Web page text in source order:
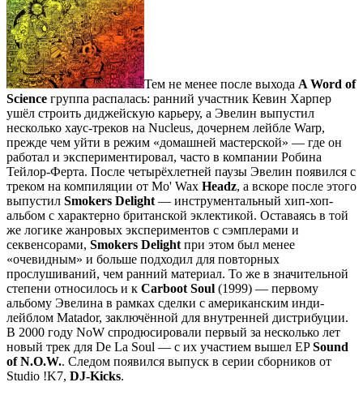
Тем не менее после выхода A Word of
Science группа распалась: ранний участник Кевин Харпер
ушёл строить диджейскую карьеру, а Эвелин выпустил
несколько хаус-треков на Nucleus, дочернем лейбле Warp,
прежде чем уйти в режим «домашней мастерской» — где он
работал и экспериментировал, часто в компании Робина
Тейлор-Ферта. После четырёхлетней паузы Эвелин появился с
треком на компиляции от Mo' Wax Headz, а вскоре после этого
выпустил Smokers Delight — инструментальный хип-хоп-
альбом с характерно британской эклектикой. Оставаясь в той
же логике жанровых экспериментов с сэмплерами и
секвенсорами, Smokers Delight при этом был менее
«очевидным» и больше подходил для повторных
прослушиваний, чем ранний материал. То же в значительной
степени относилось и к Carboot Soul (1999) — первому
альбому Эвелина в рамках сделки с американским инди-
лейблом Matador, заключённой для внутренней дистрибуции.
В 2000 году NoW спродюсировали первый за несколько лет
новый трек для De La Soul — с их участием вышел EPSound
of N.O.W.. Следом появился выпуск в серии сборников от
Studio !K7, DJ-Kicks.